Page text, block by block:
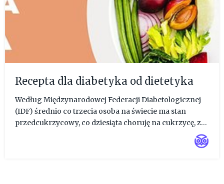
Recepta dla diabetyka od dietetyka
Według Międzynarodowej Federacji Diabetologicznej
(IDF) średnio co trzecia osoba na świecie ma stan
przedcukrzycowy, co dziesiąta choruję na cukrzycę, z
odkrycia insuliny chorych jest coraz więcej. Narosło